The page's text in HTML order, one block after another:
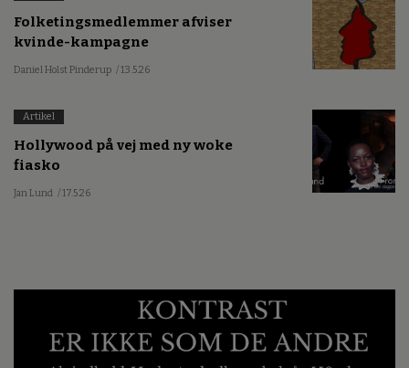
Folketingsmedlemmer afviser
kvinde-kampagne
Daniel Holst Pinderup / 13.5.26
Artikel
Hollywood på vej med ny woke
fiasko
Jan Lund / 17.5.26